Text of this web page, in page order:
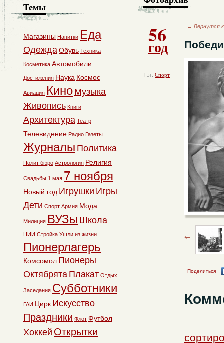
56
год
Тэг: Спорт
← Вернутся
Поделиться
Темы
Магазины Напитки Еда
ОдеждаОбувь Техника
Косметика Автомобили
Достижения Наука Космос
Авиация Кино Музыка
Живопись Книги
Архитектура Театр
Телевидение Радио Газеты
Журналы Политика
Полит бюро Астрология Религия
Свадьбы 1 мая 7 ноября
Новый год Игрушки Игры
Дети Спорт Армия Мода
Милиция ВУЗы Школа
НИИ Стройка Ушли из жизни
Пионерлагерь
Комсомол Пионеры
Октябрята Плакат Отдых
Заседания Субботники
ГАИ Цирк Искусство
Праздники Флот Футбол
Хоккей Открытки